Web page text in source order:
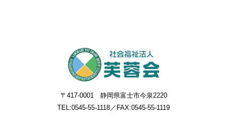
〒417-0001 静岡県富士市今泉2220
TEL:0545-55-1118 ／FAX:0545-55-1119